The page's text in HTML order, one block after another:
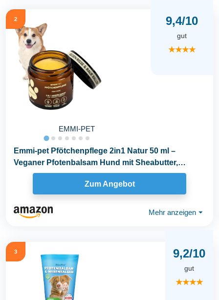
2
EMMI-PET
9,4/10
gut
★★★★
Emmi-pet Pfötchenpflege 2in1 Natur 50 ml –
Veganer Pfotenbalsam Hund mit Sheabutter,
Kokosöl...
Zum Angebot
Mehr anzeigen ⏷
3 9,2/10
gut
★★★★